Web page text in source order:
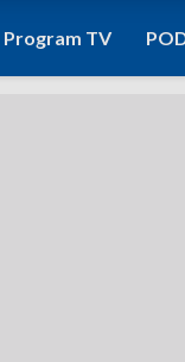
Program TV